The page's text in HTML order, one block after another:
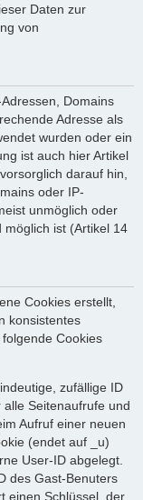
Daten zur
von
Domains
Adresse als
wurden oder ein
ist auch hier Artikel
darauf hin,
oder IP-
unmöglich oder
möglich ist (Artikel 14
Cookies erstellt,
konsistentes
Cookies
zufällige ID
Seitenaufrufe und
Aufruf einer neuen
(endet auf _u)
User-ID abgelegt.
des Gast-Benuters
einen Schlüssel, der